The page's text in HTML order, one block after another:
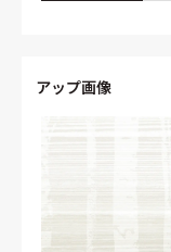
アップ画像